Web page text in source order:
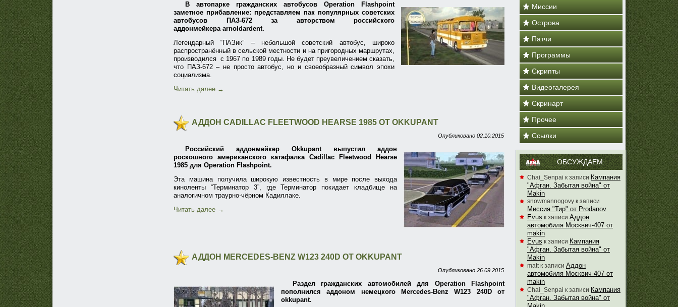
В автопарке гражданских автобусов Operation Flashpoint
заметное прибавление: представляем пак популярных советских
автобусов ПАЗ-672 за авторством российского
аддонмейкера arnoldardent.
Легендарный “ПАЗик” – небольшой советский автобус, широко
распространённый в сельской местности и на пригородных маршрутах,
производился с 1967 по 1989 годы. Не будет преувеличением сказать,
что ПАЗ-672 – не просто автобус, но и своеобразный символ эпохи
социализма.
Читать далее →
АДДОН CADILLAC FLEETWOOD HEARSE 1985 ОТ OKKUPANT
Опубликовано 02.10.2015
Российский аддонмейкер Okkupant выпустил аддон
роскошного американского катафалка Cadillac Fleetwood Hearse
1985 для Operation Flashpoint.
Эта машина получила широкую известность в мире после выхода
киноленты “Терминатор 3”, где Терминатор покидает кладбище на
аналогичном траурно-чёрном Кадиллаке.
Читать далее →
АДДОН MERCEDES-BENZ W123 240D ОТ OKKUPANT
Опубликовано 26.09.2015
Раздел гражданских автомобилей для Operation Flashpoint
пополнился аддоном немецкого Mercedes-Benz W123 240D от
okkupant.
Миссии
Острова
Патчи
Программы
Скрипты
Видеогалерея
Скринарт
Прочее
Ссылки
ОБСУЖДАЕМ:
Chai_Senpai к записи Кампания
"Афган. Забытая война" от
Makin
snowmannogovy к записи
Миссия "Тир" от Prodanov
Evus к записи Аддон
автомобиля Москвич-407 от
makin
Evus к записи Кампания
"Афган. Забытая война" от
Makin
mattк записи Аддон
автомобиля Москвич-407 от
makin
Chai_Senpai к записи Кампания
"Афган. Забытая война" от